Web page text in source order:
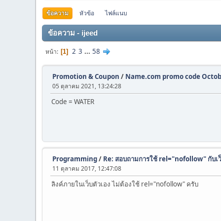
ข้อความ หัวข้อ ไฟล์แนบ
ข้อความ - ijeed
หน้า 1 2 3 ... 58
Promotion & Coupon / Name.com promo code
05 ตุลาคม 2021, 13:24:28
Code = WATER
Programming/ Re: สอบถามการใช้ rel="nofollow" กับเ
11 ตุลาคม 2017, 12:47:08
ลิงค์ภายในเว็บตัวเอง ไม่ต้องใช้ rel="nofollow" ครับ